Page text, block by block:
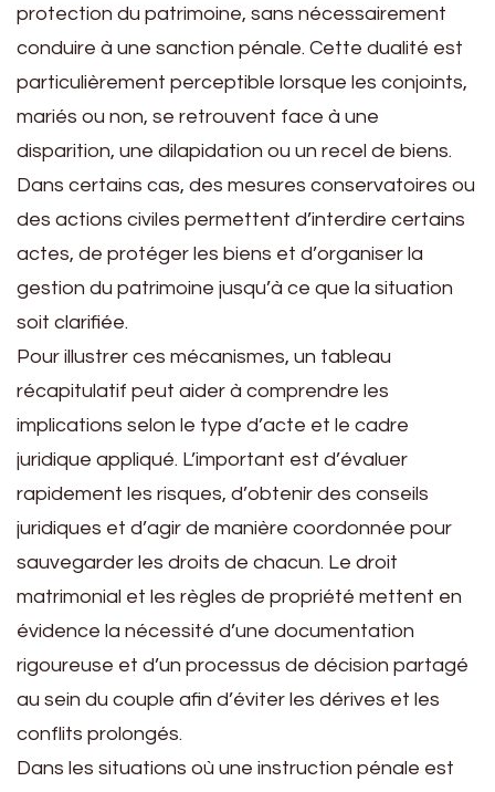
protection du patrimoine, sans nécessairement
conduire à une sanction pénale. Cette dualité est
particulièrement perceptible lorsque les conjoints,
mariés ou non, se retrouvent face à une
disparition, une dilapidation ou un recel de biens.
Dans certains cas, des mesures conservatoires ou
des actions civiles permettent d’interdire certains
actes, de protéger les biens et d’organiser la
gestion du patrimoine jusqu’à ce que la situation
soit clarifiée.
Pour illustrer ces mécanismes, un tableau
récapitulatif peut aider à comprendre les
implications selon le type d’acte et le cadre
juridique appliqué. L’important est d’évaluer
rapidement les risques, d’obtenir des conseils
juridiques et d’agir de manière coordonnée pour
sauvegarder les droits de chacun. Le droit
matrimonial et les règles de propriété mettent en
évidence la nécessité d’une documentation
rigoureuse et d’un processus de décision partagé
au sein du couple afin d’éviter les dérives et les
conflits prolongés.
Dans les situations où une instruction pénale est